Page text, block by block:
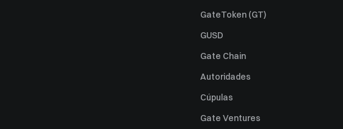
GateToken (GT)
GUSD
Gate Chain
Autoridades
Cúpulas
Gate Ventures